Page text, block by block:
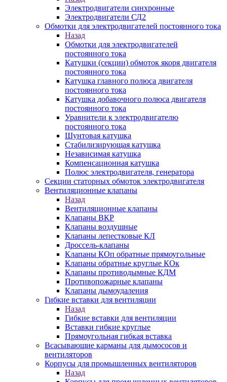
Электродвигатели синхронные
Электродвигатели СД2
Обмотки для электродвигателей постоянного тока
Назад
Обмотки для электродвигателей
постоянного тока
Катушки (секции) обмоток якоря двигателя
постоянного тока
Катушка главного полюса двигателя
постоянного тока
Катушка добавочного полюса двигателя
постоянного тока
Уравнители к электродвигателю
постоянного тока
Шунтовая катушка
Стабилизирующая катушка
Независимая катушка
Компенсационная катушка
Полюс электродвигателя, генератора
Секции статорных обмоток электродвигателя
Вентиляционные клапаны
Назад
Вентиляционные клапаны
Клапаны ВКР
Клапаны воздушные
Клапаны лепестковые КЛ
Дроссель-клапаны
Клапаны КОп обратные прямоугольные
Клапаны обратные круглые КОк
Клапаны противодымные КДМ
Противопожарные клапаны
Клапаны дымоудаления
Гибкие вставки для вентиляции
Назад
Гибкие вставки для вентиляции
Вставки гибкие круглые
Прямоугольная гибкая вставка
Всасывающие карманы для дымососов и
вентиляторов
Корпусы для промышленных вентиляторов
Назад